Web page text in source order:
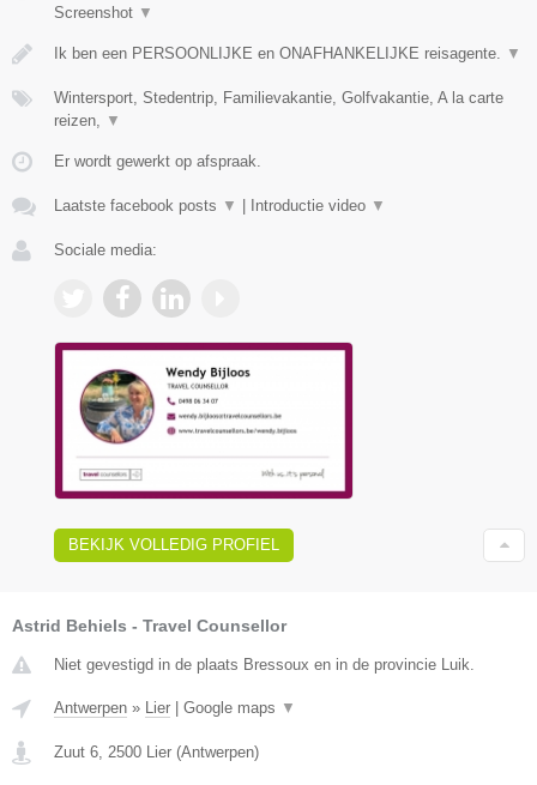
Screenshot ▼
Ik ben een PERSOONLIJKE en ONAFHANKELIJKE reisagente. ▼
Wintersport, Stedentrip, Familievakantie, Golfvakantie, A la carte
reizen,
▼
Er wordt gewerkt op afspraak.
Laatste facebook posts ▼ Introductie video ▼
Sociale media:
BEKIJK VOLLEDIG PROFIEL
Astrid Behiels - Travel Counsellor
Niet gevestigd in de plaats Bressoux en in de provincie Luik.
Antwerpen » Lier Google maps ▼
Zuut 6 2500 Lier (Antwerpen)